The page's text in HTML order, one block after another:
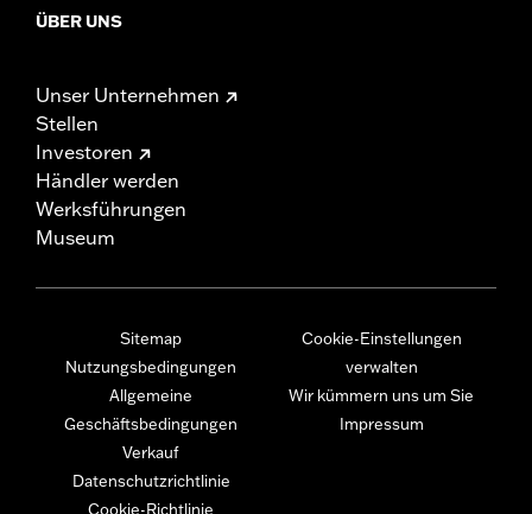
ÜBER UNS
Unser Unternehmen
Stellen
Investoren
Händler werden
Werksführungen
Museum
Sitemap
Nutzungsbedingungen
Allgemeine
Geschäftsbedingungen
Verkauf
Datenschutzrichtlinie
Cookie-Richtlinie
Cookie-Einstellungen
verwalten
Wir kümmern uns um Sie
Impressum